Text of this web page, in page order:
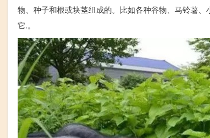
物、种子和根或块茎组成的。比如各种谷物、马铃薯
它.。